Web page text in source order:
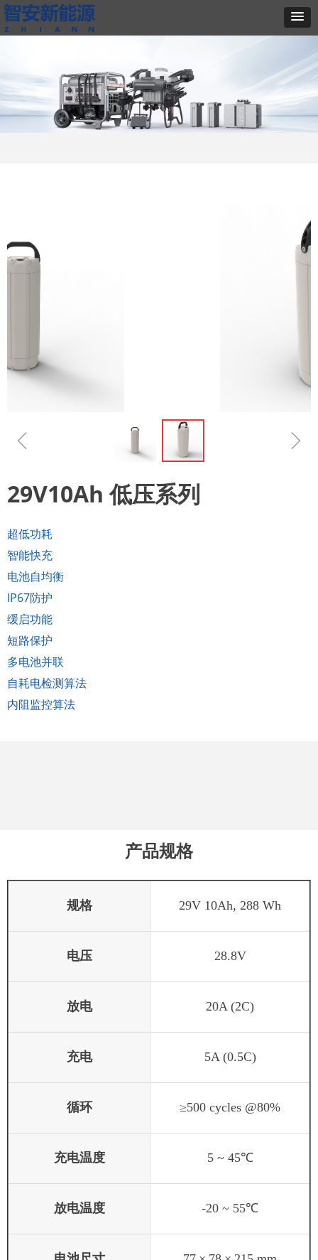
ꁆ ꁇ
29V10Ah 低压系列
超低功耗
智能快充
电池自均衡
IP67防护
缓启功能
短路保护
多电池并联
自耗电检测算法
内阻监控算法
产品规格
规格 29V 10Ah, 288 Wh
电压 28.8V
放电 20A (2C)
充电 5A (0.5C)
循环 ≥500 cycles @80%
充电温度 5 ~ 45℃
放电温度 -20 ~ 55℃